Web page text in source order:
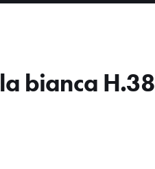
bianca H.38